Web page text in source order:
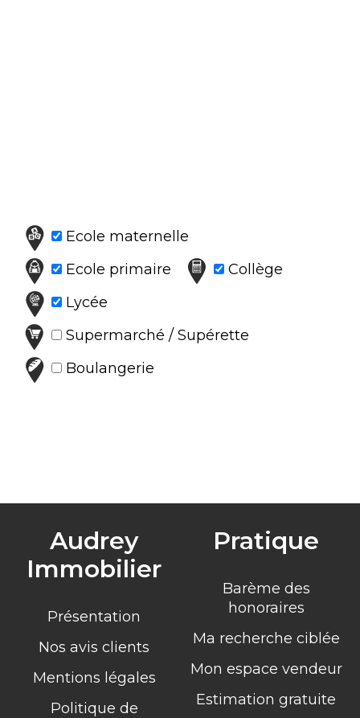
Ecole maternelle
Ecole primaire
Collège
Lycée
Supermarché / Supérette
Boulangerie
Audrey
Immobilier
Présentation
Nos avis clients
Mentions légales
Politique de
Pratique
Barème des
honoraires
Ma recherche ciblée
Mon espace vendeur
Estimation gratuite